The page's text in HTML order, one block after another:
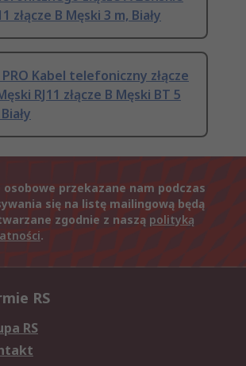
złącze B Męski 3 m, Biały
PRO Kabel telefoniczny złącze
RJ11 złącze B Męski BT 5
osobowe przekazane nam podczas
się na listę mailingową będą
zgodnie z naszą polityką
.
RS
RS